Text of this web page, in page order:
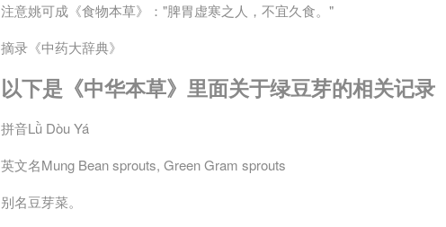
注意姚可成《食物本草》："脾胃虚寒之人，不宜久食。"
摘录 《中药大辞典》
以下是《中华本草》里面关于绿豆芽的相关记录
拼音Lǜ Dòu Yá
英文名Mung Bean sprouts, Green Gram sprouts
别名豆芽菜。